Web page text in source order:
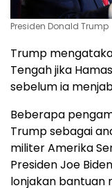
Presiden Donald Trump
Trump
Tengah jika
sebelum ia
Beberapa
Trump sebagai
militer Amerika
Presiden Joe
lonjakan bantuan